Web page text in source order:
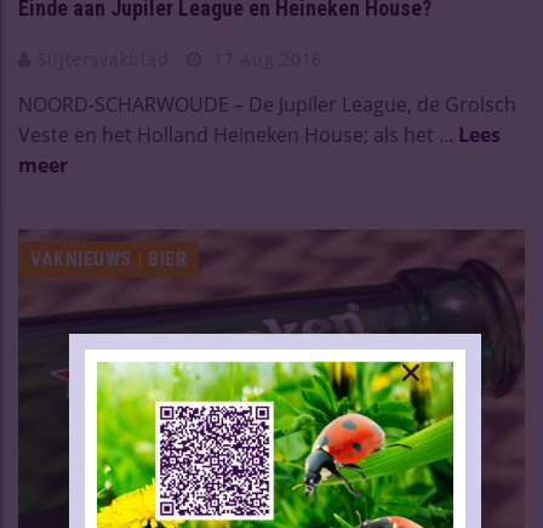
Einde aan Jupiler League en Heineken House?
NOORD-SCHARWOUDE – De Jupiler League, de Grolsch
Veste en het Holland Heineken House; als het ... Lees
meer
VAKNIEUWS | BIER